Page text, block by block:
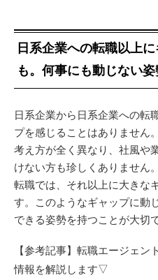
日系企業への転職以上
も。何事にも動じない
日系企業から日系企業への転
プを感じることはありません
考え方が全く異なり、社風や
けない方も珍しくありません
転職では、それ以上に大きな
す。このようなギャップに動
できる姿勢を持つことが大切で
【参考記事】転職エージェン
情報を解説します▽